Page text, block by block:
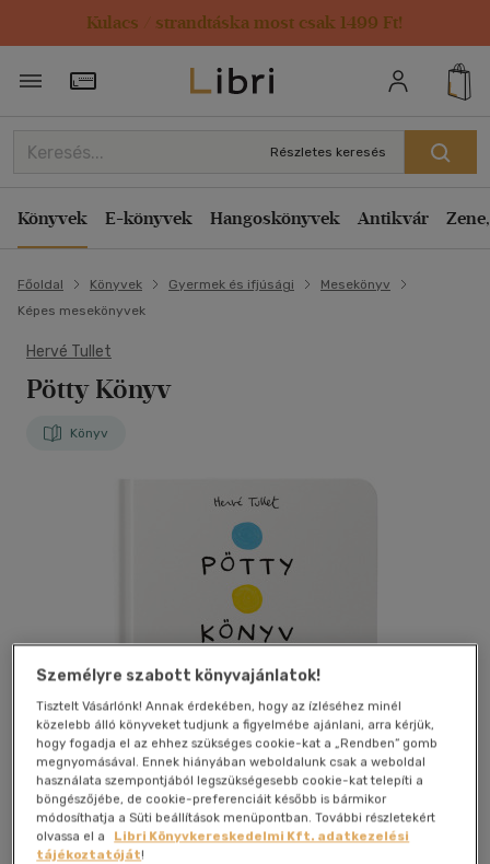
Kulacs / strandtáska most csak 1499 Ft!
Törzsvásárlói Kártya adatai
Részletes keresés
Könyvek E-könyvek Hangoskönyvek Antikvár
Főoldal Könyvek Gyermek és ifjúsági
Mesekönyv
Képes mesekönyvek
Hervé Tullet
Pötty Könyv
Könyv
Kívánságlistához adom
Személyre szabott könyvajánlatok!
Tisztelt Vásárlónk! Annak érdekében, hogy az ízléséhez minél
közelebb álló könyveket tudjunk a figyelmébe ajánlani, arra kérjük,
hogy fogadja el az ehhez szükséges cookie-kat a „Rendben” gomb
megnyomásával. Ennek hiányában weboldalunk csak a weboldal
használata szempontjából legszükségesebb cookie-kat telepíti a
böngészőjébe, de cookie-preferenciáit később is bármikor
módosíthatja a Süti beállítások menüpontban. További részletekért
olvassa el a
Libri Könyvkereskedelmi Kft. adatkezelési
tájékoztatóját!